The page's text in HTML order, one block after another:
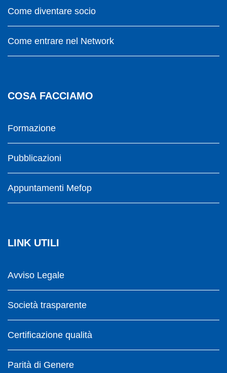
Come diventare socio
Come entrare nel Network
COSA FACCIAMO
Formazione
Pubblicazioni
Appuntamenti Mefop
LINK UTILI
Avviso Legale
Società trasparente
Certificazione qualità
Parità di Genere